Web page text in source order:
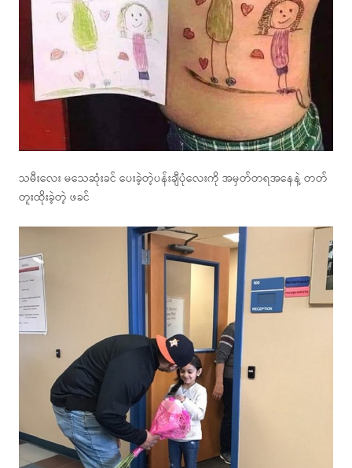
သမီးလေး မသေဆုံးခင် ပေးခဲ့တဲ့ပန်းချီပုံလေးကို အမှတ်တရအနေနဲ့ တတ်
တူးထိုးခဲ့တဲ့ ဖခင်